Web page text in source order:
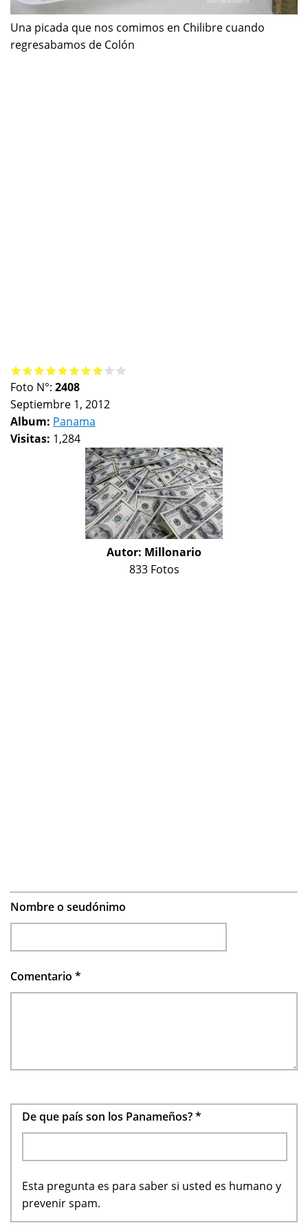
Una picada que nos comimos en Chilibre cuando
regresabamos de Colón
Foto N°: 2408
Septiembre 1, 2012
Album: Panama
Visitas: 1,284
Autor: Millonario
833 Fotos
Nombre o seudónimo
Comentario *
De que país son los Panameños?*
Esta pregunta es para saber si usted es humano y
prevenir spam.